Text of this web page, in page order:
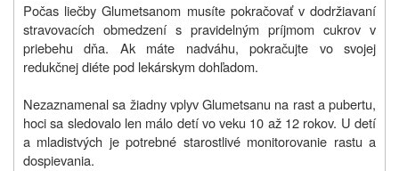
Počas liečby Glumetsanom musíte pokračovať v dodržiavaní
stravovacích obmedzení s pravidelným príjmom cukrov v
priebehu dňa. Ak máte nadváhu, pokračujte vo svojej
redukčnej diéte pod lekárskym dohľadom.
Nezaznamenal sa žiadny vplyv Glumetsanu na rast a pubertu,
hoci sa sledovalo len málo detí vo veku 10 až 12 rokov. U detí
a mladistvých je potrebné starostlivé monitorovanie rastu a
dospievania.